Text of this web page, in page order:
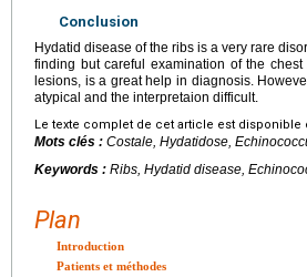
Conclusion
Hydatid disease of the ribs is a very rare
finding but careful examination of the
lesions, is a great help in diagnosis.
atypical and the interpretaion difficult.
Le texte complet de cet article est disponible
Mots clés : Costale, Hydatidose,
Keywords : Ribs, Hydatid disease,
Plan
Introduction
Patients et méthodes